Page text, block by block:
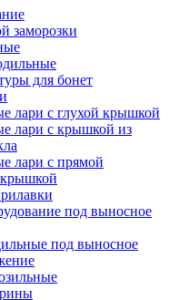
заморозки
для бонет
лари с глухой крышкой
лари с крышкой из
лари с прямой
крышкой
под выносное
под выносное